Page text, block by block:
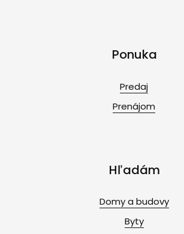
Ponuka
Predaj
Prenájom
Hľadám
Domy a budovy
Byty